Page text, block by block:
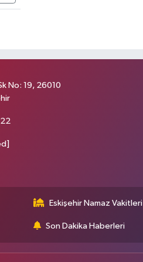
No: 19, 26010
Eskişehir Namaz Vakitleri
Son Dakika Haberleri